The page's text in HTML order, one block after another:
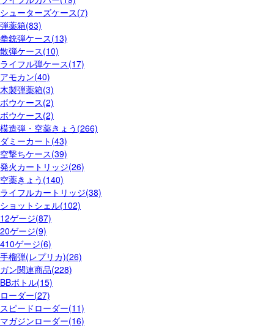
シューターズケース(7)
弾薬箱(83)
拳銃弾ケース(13)
散弾ケース(10)
ライフル弾ケース(17)
アモカン(40)
木製弾薬箱(3)
ボウケース(2)
ボウケース(2)
模造弾・空薬きょう(266)
ダミーカート(43)
空撃ちケース(39)
発火カートリッジ(26)
空薬きょう(140)
ライフルカートリッジ(38)
ショットシェル(102)
12ゲージ(87)
20ゲージ(9)
410ゲージ(6)
手榴弾(レプリカ)(26)
ガン関連商品(228)
BBボトル(15)
ローダー(27)
スピードローダー(11)
マガジンローダー(16)